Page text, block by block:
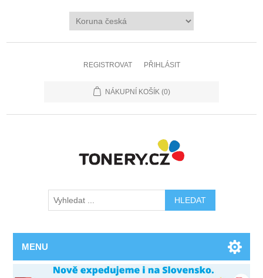
REGISTROVAT PŘIHLÁSIT
NÁKUPNÍ KOŠÍK (0)
MENU